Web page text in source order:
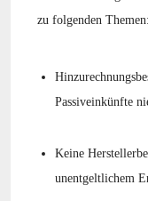
zu folgenden Themen:
Passiveinkünfte
Keine
unentgeltlichem